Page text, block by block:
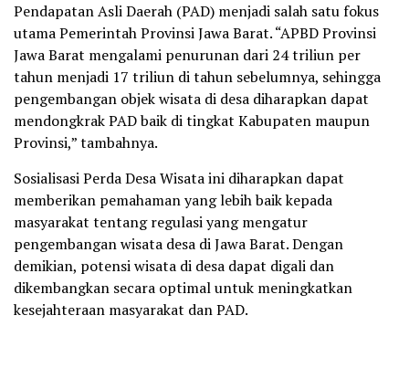
Pendapatan Asli Daerah (PAD) menjadi salah satu fokus
utama Pemerintah Provinsi Jawa Barat. “APBD Provinsi
Jawa Barat mengalami penurunan dari 24 triliun per
tahun menjadi 17 triliun di tahun sebelumnya, sehingga
pengembangan objek wisata di desa diharapkan dapat
mendongkrak PAD baik di tingkat Kabupaten maupun
Provinsi,” tambahnya.
Sosialisasi Perda Desa Wisata ini diharapkan dapat
memberikan pemahaman yang lebih baik kepada
masyarakat tentang regulasi yang mengatur
pengembangan wisata desa di Jawa Barat. Dengan
demikian, potensi wisata di desa dapat digali dan
dikembangkan secara optimal untuk meningkatkan
kesejahteraan masyarakat dan PAD.